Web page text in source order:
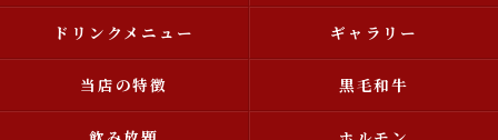
ドリンクメニュー ギャラリー
当店の特徴 黒毛和牛